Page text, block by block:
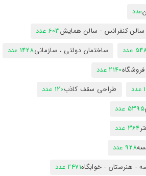
عدد
سالن کنفرانس - سالن همایش603 عدد
عدد ساختمان دولتی ، سازمانی1428 عدد
2140 عدد
طراحی سقف کاذب120 عدد
5395 عدد
364 عدد
928 عدد
- هنرستان - خوابگاه2471 عدد